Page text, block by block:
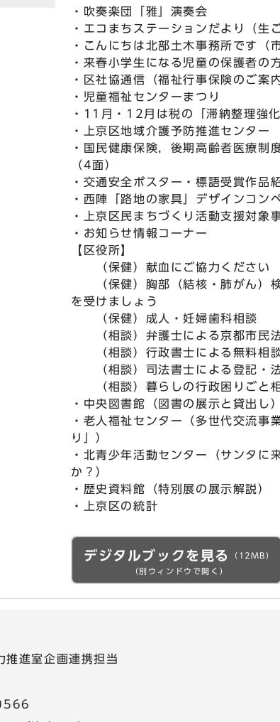
・吹奏楽団「雅」演奏会
・エコまちステーションだより（生
・こんにちは北部土木事務所です（
・来春小学生になる児童の保護者の
・区社協通信（福祉行事保険のご案内
・児童福祉センターまつり
・11月・12月は税の「滞納整理強化
・上京区地域介護予防推進センター
・国民健康保険，後期高齢者医療制
（4面）
・交通安全ポスター・標語受賞作品
・西陣「路地の家具」デザインコン
・上京区民まちづくり活動支援対象
・お知らせ情報コーナー
【区役所】
（保健）献血にご協力ください
（保健）胸部（結核・肺がん）検
を受けましょう
（保健）成人・妊婦歯科相談
（相談）弁護士による京都市民
（相談）行政書士による無料相
（相談）司法書士による登記・
（相談）暮らしの行政困りごと
・中央図書館（図書の展示と貸出し）
・老人福祉センター（多世代交流事
り」）
・北青少年活動センター（サンタに
か？）
・歴史資料館（特別展の展示解説）
・上京区の統計
デジタルブックを見る
（12MB）
（別ウィンドウで開く）
進室企画連携担当